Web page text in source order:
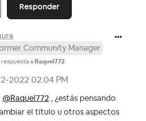
Responder
Community Manager
respuesta a Raquel772
2022 02:04 PM
@Raquel772 , ¿estás pensando
el título u otros aspectos